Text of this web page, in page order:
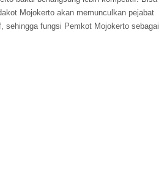
Mojokerto akan memunculkan pejabat
sehingga fungsi Pemkot Mojokerto sebagai